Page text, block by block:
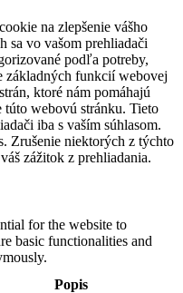
na zlepšenie vášho
sa vo vašom prehliadači
podľa potreby,
základných funkcií webovej
ktoré nám pomáhajú
webovú stránku. Tieto
iba s vaším súhlasom.
Zrušenie niektorých z týchto
zážitok z prehliadania.
for the website to
basic functionalities and
Popis